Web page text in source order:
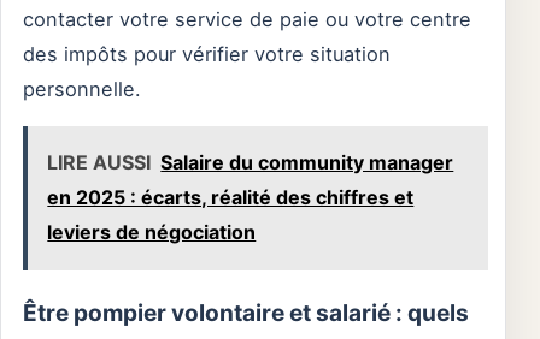
contacter votre service de paie ou votre centre
des impôts pour vérifier votre situation
personnelle.
LIRE AUSSI Salaire du community manager
en 2025 : écarts, réalité des chiffres et
leviers de négociation
Être pompier volontaire et salarié : quels